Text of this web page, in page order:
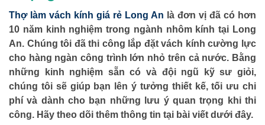
Thợ làm vách kính giá rẻ Long An là đơn vị đã có hơn
10 năm kinh nghiệm trong ngành nhôm kính tại Long
An. Chúng tôi đã thi công lắp đặt vách kính cường lực
cho hàng ngàn công trình lớn nhỏ trên cả nước. Bằng
những kinh nghiệm sẵn có và đội ngũ kỹ sư giỏi,
chúng tôi sẽ giúp bạn lên ý tưởng thiết kế, tối ưu chi
phí và dành cho bạn những lưu ý quan trọng khi thi
công. Hãy theo dõi thêm thông tin tại bài viết dưới đây.